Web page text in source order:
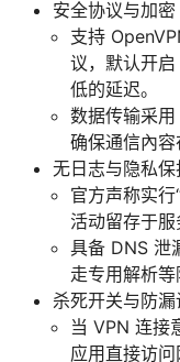
安全协议与加密
支持
议，默认开
低的延迟。
数据传输采
确保通信內容
无日志与隐私保
官方声称实行
活动留存于服
具备 DNS 泄
走专用解析等
杀死开关与防
当 VPN 连接
应用直接访问